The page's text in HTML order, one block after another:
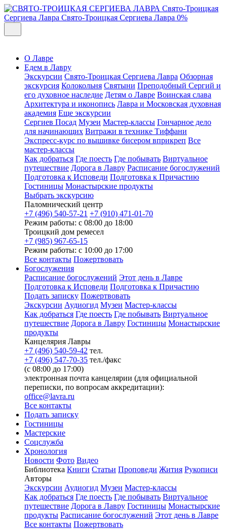
Свято-Троицкая
Сергиева Лавра Свято-Троицкая Сергиева Лавра 0%
О Лавре
Едем в Лавру
Экскурсии Свято-Троицкая Сергиева Лавра Обзорная
экскурсия Колокольня Святыни Преподобный Сергий и
его духовное наследие Детям о Лавре Воинская слава
Архитектура и иконопись Лавра и Московская духовная
академия Еще экскурсии
Сергиев Посад Музеи Мастер-классы Гончарное дело
для начинающих Витражи в технике Тиффани
Экспресс-курс по вышивке бисером вприкреп Все
мастер-классы
Как добраться Где поесть Где побывать Виртуальное
путешествие Дорога в Лавру Расписание богослужений
Подготовка к Исповеди Подготовка к Причастию
Гостиницы Монастырские продукты
Выбрать экскурсию
Паломнический центр
+7 (496) 540-57-21 +7 (910) 471-01-70
Режим работы: с 08:00 до 18:00
Троицкий дом ремесел
+7 (985) 967-65-15
Режим работы: с 10:00 до 17:00
Все контакты Пожертвовать
Богослужения
Расписание богослужений Этот день в Лавре
Подготовка к Исповеди Подготовка к Причастию
Подать записку Пожертвовать
Экскурсии Аудиогид Музеи Мастер-классы
Как добраться Где поесть Где побывать Виртуальное
путешествие Дорога в Лавру Гостиницы Монастырские
продукты
Канцелярия Лавры
+7 (496) 540-59-42 тел.
+7 (496) 547-70-35 тел./факс
(с 08:00 до 17:00)
электронная почта канцелярии (для официальной
переписки, по вопросам аккредитации):
office@lavra.ru
Все контакты
Подать записку
Гостиницы
Мастерские
Соцслужба
Хронология
Новости Фото Видео
Библиотека Книги Статьи Проповеди Жития Рукописи
Авторы
Экскурсии Аудиогид Музеи Мастер-классы
Как добраться Где поесть Где побывать Виртуальное
путешествие Дорога в Лавру Гостиницы Монастырские
продукты Расписание богослужений Этот день в Лавре
Все контакты Пожертвовать